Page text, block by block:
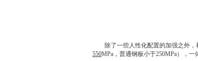
除了一些人性化配置的加强之外，
550MPa，普通钢板小于250MPa），一